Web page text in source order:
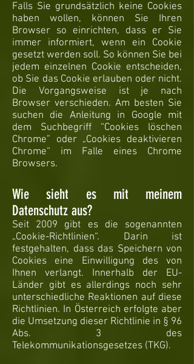
Falls Sie grundsätzlich keine Cookies
haben wollen, können Sie Ihren
Browser so einrichten, dass er Sie
immer informiert, wenn ein Cookie
gesetzt werden soll. So können Sie bei
jedem einzelnen Cookie entscheiden,
ob Sie das Cookie erlauben oder nicht.
Die Vorgangsweise ist je nach
Browser verschieden. Am besten Sie
suchen die Anleitung in Google mit
dem Suchbegriff “Cookies löschen
Chrome” oder „Cookies deaktivieren
Chrome“ im Falle eines Chrome
Browsers.
Wie sieht es mit meinem
Datenschutz aus?
Seit 2009 gibt es die sogenannten
„Cookie-Richtlinien“. Darin ist
festgehalten, dass das Speichern von
Cookies eine Einwilligung des von
Ihnen verlangt. Innerhalb der EU-
Länder gibt es allerdings noch sehr
unterschiedliche Reaktionen auf diese
Richtlinien. In Österreich erfolgte aber
die Umsetzung dieser Richtlinie in § 96
Abs. 3 des
Telekommunikationsgesetzes (TKG).